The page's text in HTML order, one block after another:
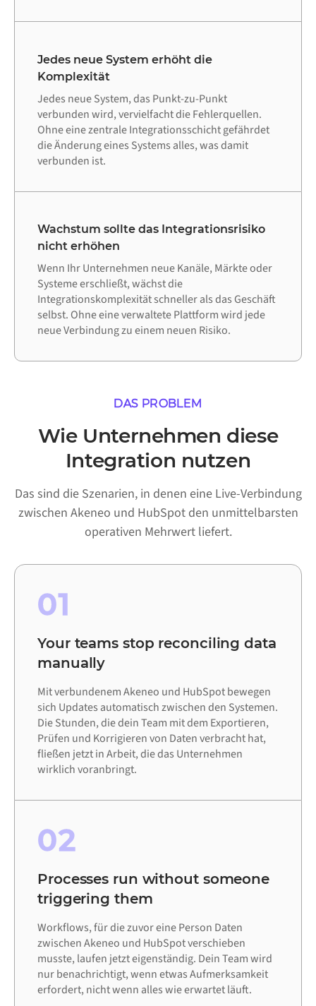
Jedes neue System erhöht die
Komplexität
Jedes neue System, das Punkt-zu-Punkt
verbunden wird, vervielfacht die Fehlerquellen.
Ohne eine zentrale Integrationsschicht gefährdet
die Änderung eines Systems alles, was damit
verbunden ist.
Wachstum sollte das Integrationsrisiko
nicht erhöhen
Wenn Ihr Unternehmen neue Kanäle, Märkte oder
Systeme erschließt, wächst die
Integrationskomplexität schneller als das Geschäft
selbst. Ohne eine verwaltete Plattform wird jede
neue Verbindung zu einem neuen Risiko.
DAS PROBLEM
Wie Unternehmen diese
Integration nutzen
Das sind die Szenarien, in denen eine Live-Verbindung
zwischen Akeneo und HubSpot den unmittelbarsten
operativen Mehrwert liefert.
01
Your teams stop reconciling data
manually
Mit verbundenem Akeneo und HubSpot bewegen
sich Updates automatisch zwischen den Systemen.
Die Stunden, die dein Team mit dem Exportieren,
Prüfen und Korrigieren von Daten verbracht hat,
fließen jetzt in Arbeit, die das Unternehmen
wirklich voranbringt.
02
Processes run without someone
triggering them
Workflows, für die zuvor eine Person Daten
zwischen Akeneo und HubSpot verschieben
musste, laufen jetzt eigenständig. Dein Team wird
nur benachrichtigt, wenn etwas Aufmerksamkeit
erfordert, nicht wenn alles wie erwartet läuft.